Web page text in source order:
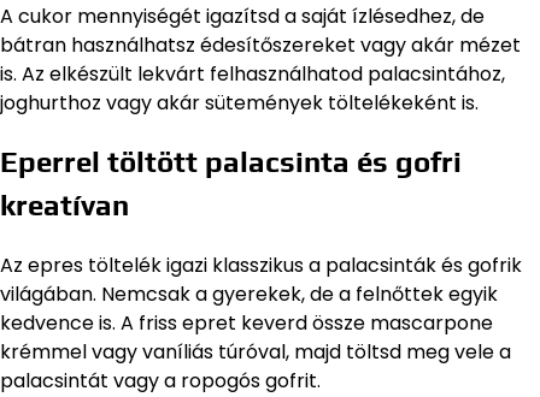
A cukor mennyiségét igazítsd a saját ízlésedhez, de
bátran használhatsz édesítőszereket vagy akár mézet
is. Az elkészült lekvárt felhasználhatod palacsintához,
joghurthoz vagy akár sütemények töltelékeként is.
Eperrel töltött palacsinta és gofri
kreatívan
Az epres töltelék igazi klasszikus a palacsinták és gofrik
világában. Nemcsak a gyerekek, de a felnőttek egyik
kedvence is. A friss epret keverd össze mascarpone
krémmel vagy vaníliás túróval, majd töltsd meg vele a
palacsintát vagy a ropogós gofrit.